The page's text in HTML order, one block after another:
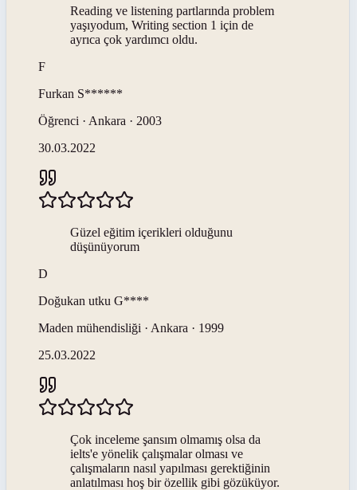
Reading ve listening partlarında problem
yaşıyodum, Writing section 1 için de
ayrıca çok yardımcı oldu.
F
Furkan S******
Öğrenci · Ankara · 2003
30.03.2022
Güzel eğitim içerikleri olduğunu
düşünüyorum
D
Doğukan utku G****
Maden mühendisliği · Ankara · 1999
25.03.2022
Çok inceleme şansım olmamış olsa da
ielts'e yönelik çalışmalar olması ve
çalışmaların nasıl yapılması gerektiğinin
anlatılması hoş bir özellik gibi gözüküyor.